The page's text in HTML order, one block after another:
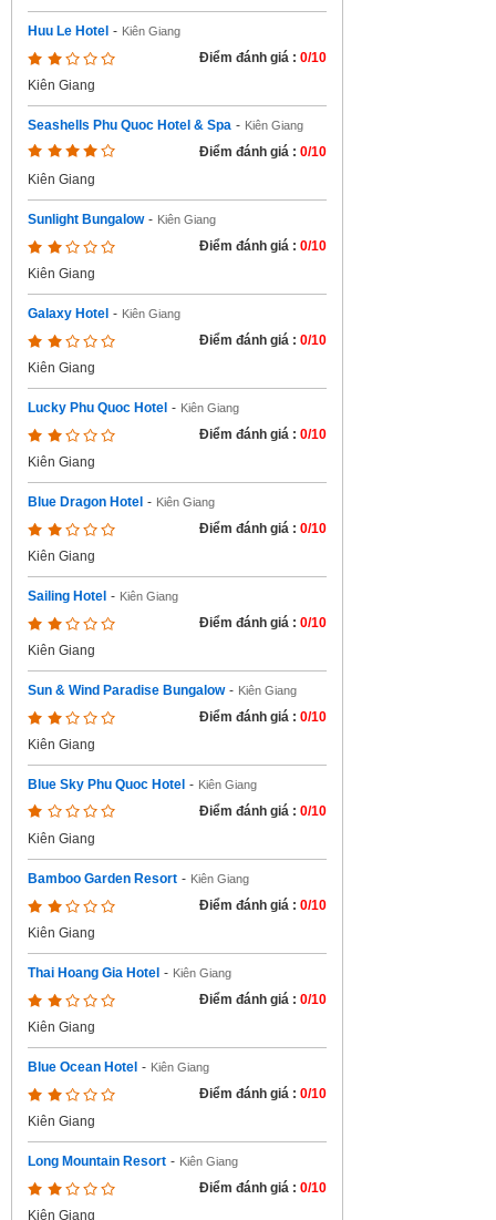
Huu Le Hotel - Kiên Giang
Điểm đánh giá : 0/10
Kiên Giang
Seashells Phu Quoc Hotel & Spa - Kiên Giang
Điểm đánh giá : 0/10
Kiên Giang
Sunlight Bungalow - Kiên Giang
Điểm đánh giá : 0/10
Kiên Giang
Galaxy Hotel - Kiên Giang
Điểm đánh giá : 0/10
Kiên Giang
Lucky Phu Quoc Hotel - Kiên Giang
Điểm đánh giá : 0/10
Kiên Giang
Blue Dragon Hotel - Kiên Giang
Điểm đánh giá : 0/10
Kiên Giang
Sailing Hotel - Kiên Giang
Điểm đánh giá : 0/10
Kiên Giang
Sun & Wind Paradise Bungalow - Kiên Giang
Điểm đánh giá : 0/10
Kiên Giang
Blue Sky Phu Quoc Hotel - Kiên Giang
Điểm đánh giá : 0/10
Kiên Giang
Bamboo Garden Resort - Kiên Giang
Điểm đánh giá : 0/10
Kiên Giang
Thai Hoang Gia Hotel - Kiên Giang
Điểm đánh giá : 0/10
Kiên Giang
Blue Ocean Hotel - Kiên Giang
Điểm đánh giá : 0/10
Kiên Giang
Long Mountain Resort - Kiên Giang
Điểm đánh giá : 0/10
Kiên Giang